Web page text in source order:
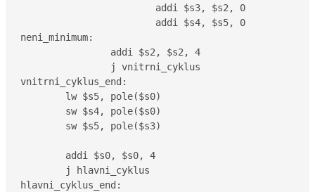
neni_minimum:
vnitrni_cyklus_end:
hlavni_cyklus_end: